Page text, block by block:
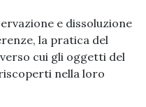
e dissoluzione
la pratica del
cui gli oggetti del
nella loro